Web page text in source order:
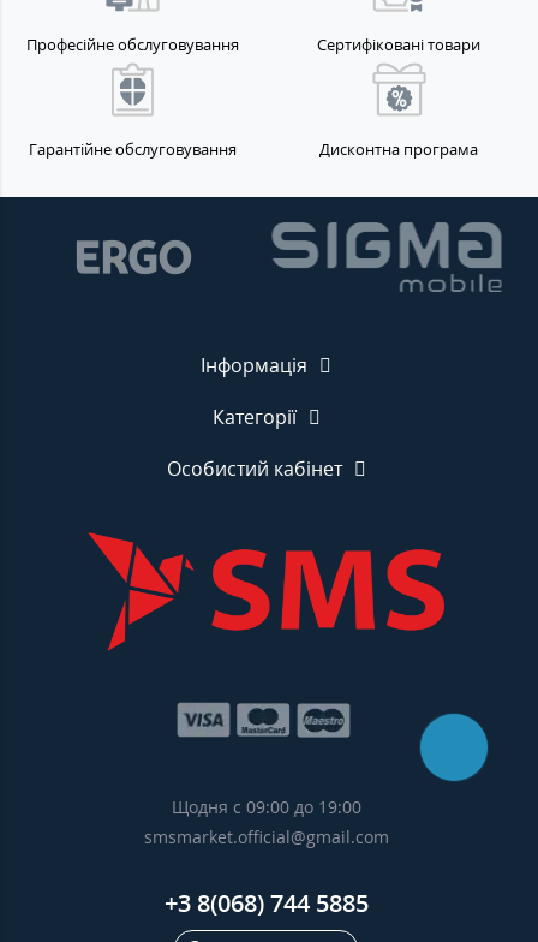
Професійне обслуговування Сертифіковані товари
Гарантійне обслуговування Дисконтна програма
Інформація
Категорії
Особистий кабінет
Щодня с 09:00 до 19:00
smsmarket.official@gmail.com
+3 8(068) 744 5885